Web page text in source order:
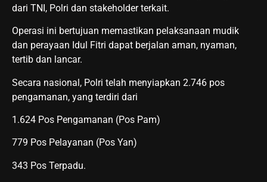
dari TNI, Polri dan stakeholder terkait.
Operasi ini bertujuan memastikan pelaksanaan mudik
dan perayaan Idul Fitri dapat berjalan aman, nyaman,
tertib dan lancar.
Secara nasional, Polri telah menyiapkan 2.746 pos
pengamanan, yang terdiri dari
1.624 Pos Pengamanan (Pos Pam)
779 Pos Pelayanan (Pos Yan)
343 Pos Terpadu.